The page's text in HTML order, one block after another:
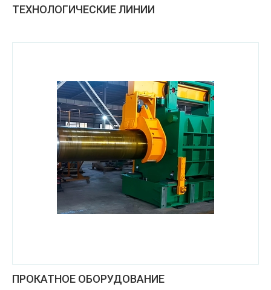
ТЕХНОЛОГИЧЕСКИЕ ЛИНИИ
ПРОКАТНОЕ ОБОРУДОВАНИЕ